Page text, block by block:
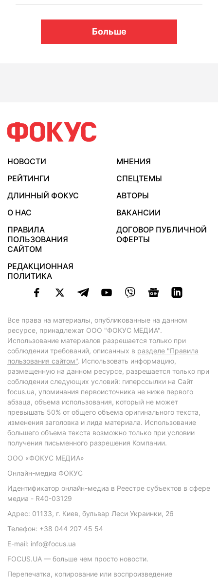
Больше
НОВОСТИ
МНЕНИЯ
РЕЙТИНГИ
СПЕЦТЕМЫ
ДЛИННЫЙ ФОКУС
АВТОРЫ
О НАС
ВАКАНСИИ
ПРАВИЛА
ПОЛЬЗОВАНИЯ
САЙТОМ
ДОГОВОР ПУБЛИЧНОЙ
ОФЕРТЫ
РЕДАКЦИОННАЯ
ПОЛИТИКА
Все права на материалы, опубликованные на данном
ресурсе, принадлежат ООО "ФОКУС МЕДИА".
Использование материалов разрешается только при
соблюдении требований, описанных в разделе "Правила
пользования сайтом". Использовать информацию,
размещенную на данном ресурсе, разрешается только при
соблюдении следующих условий: гиперссылки на Сайт
focus.ua, упоминания первоисточника не ниже первого
абзаца, объема использования, который не может
превышать 50% от общего объема оригинального текста,
изменения заголовка и лида материала. Использование
большего объема текста возможно только при условии
получения письменного разрешения Компании.
ООО «ФОКУС МЕДИА»
Онлайн-медиа ФОКУС
Идентификатор онлайн-медиа в Реестре субъектов в сфере
медиа - R40-03129
Адрес: 01133, г. Киев, бульвар Леси Украинки, 26
Телефон: +38 044 207 45 54
E-mail: info@focus.ua
FOCUS.UA — больше чем просто новости.
Перепечатка, копирование или воспроизведение